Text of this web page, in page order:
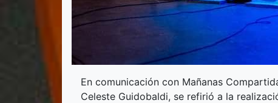
En comunicación con Mañanas
Celeste Guidobaldi, se refirió a la